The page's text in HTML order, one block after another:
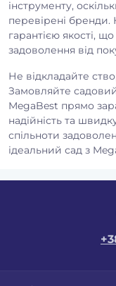
інструменту,
перевірені
гарантією якості,
задоволення від
Не відкладайте
Замовляйте
MegaBest прямо
надійність та
спільноти
ідеальний сад з